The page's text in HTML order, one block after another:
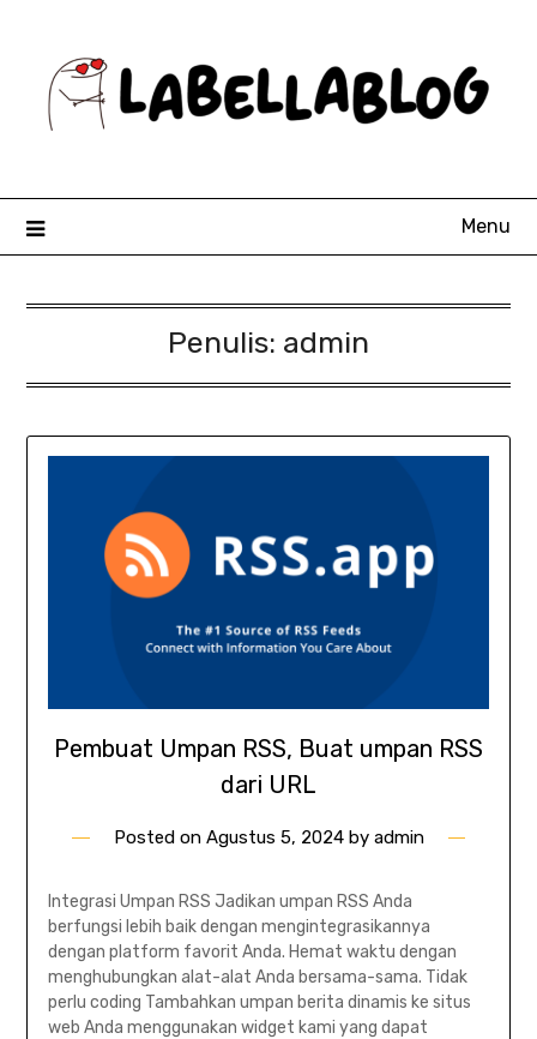
content
Menu
Penulis: admin
Pembuat Umpan RSS, Buat umpan RSS
dari URL
Posted on Agustus 5, 2024by admin
Integrasi Umpan RSS Jadikan umpan RSS Anda
berfungsi lebih baik dengan mengintegrasikannya
dengan platform favorit Anda. Hemat waktu dengan
menghubungkan alat-alat Anda bersama-sama. Tidak
perlu coding Tambahkan umpan berita dinamis ke situs
web Anda menggunakan widget kami yang dapat